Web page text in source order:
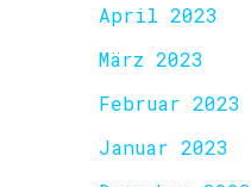
April 2023
März 2023
Februar 2023
Januar 2023